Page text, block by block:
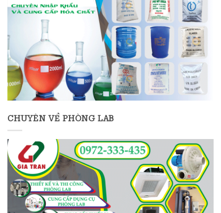
CHUYÊN VỀ PHÒNG LAB